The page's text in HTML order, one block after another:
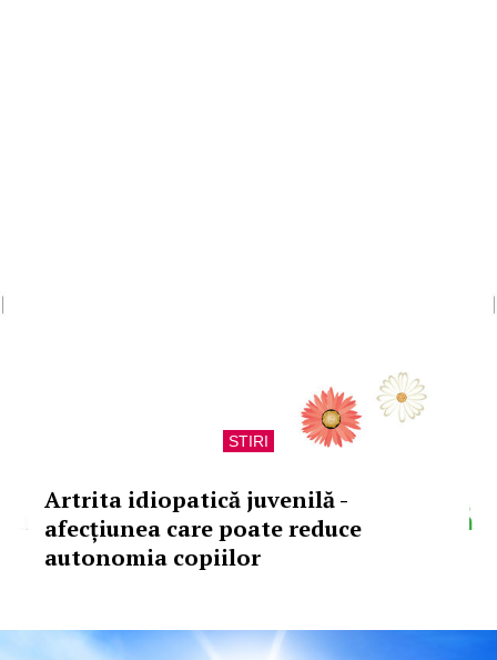
STIRI
Artrita idiopatică juvenilă -
afecțiunea care poate reduce
autonomia copiilor